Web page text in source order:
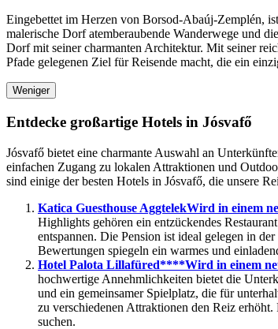
Eingebettet im Herzen von Borsod-Abaúj-Zemplén,
malerische Dorf atemberaubende Wanderwege und
Dorf mit seiner charmanten Architektur. Mit seiner
Pfade gelegenen Ziel für Reisende macht, die ein
Weniger
Entdecke großartige Hotels in Jósvafő
Jósvafő bietet eine charmante Auswahl an
einfachen Zugang zu lokalen Attraktionen und
sind einige der besten Hotels in Jósvafő, die unsere
Katica Guesthouse AggtelekWird in einem
Highlights gehören ein entzückendes
entspannen. Die Pension ist ideal gelegen in
Bewertungen spiegeln ein warmes und
Hotel Palota Lillafüred****Wird in einem
hochwertige Annehmlichkeiten bietet die
und ein gemeinsamer Spielplatz, die für
zu verschiedenen Attraktionen den Reiz
suchen.